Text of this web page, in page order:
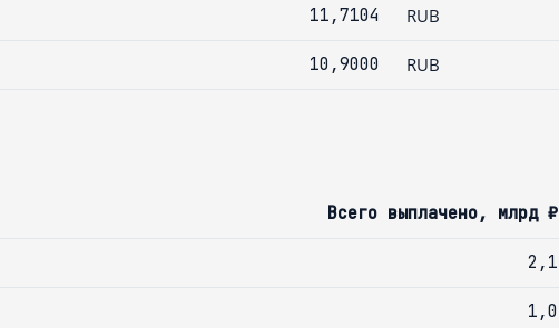
11,7104 RUB
10,9000 RUB
Всего выплачено, млрд ₽
2,1
1,0